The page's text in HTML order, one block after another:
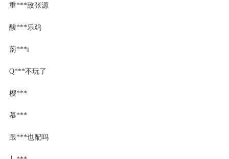
重***敌张源
酸***乐鸡
莂***i
Q***不玩了
樱***
慕***
跟***也配吗